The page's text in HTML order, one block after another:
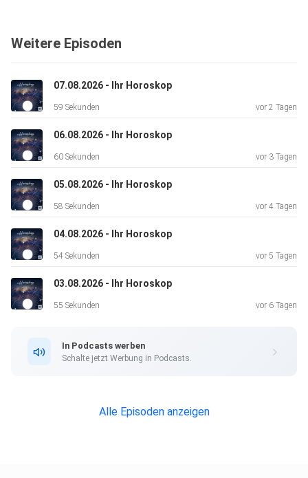
fließen.
Zwillinge * 4 Sterne *
Ihre Neugier führt Sie zu einer interessanten Entdeckung.
Sie aufmerksam, denn diese Information könnte später
noch sehr
Kleine Veränderungen in Ihrer Umgebung steigern Ihr
Weitere Episoden
07.08.2026 - Ihr Horoskop
59 Sekunden vor 2 Tagen
06.08.2026 - Ihr Horoskop
60 Sekunden vor 3 Tagen
05.08.2026 - Ihr Horoskop
58 Sekunden vor 4 Tagen
04.08.2026 - Ihr Horoskop
54 Sekunden vor 5 Tagen
03.08.2026 - Ihr Horoskop
55 Sekunden vor 6 Tagen
In Podcasts werben
Schalte jetzt Werbung in Podcasts.
Alle Episoden anzeigen